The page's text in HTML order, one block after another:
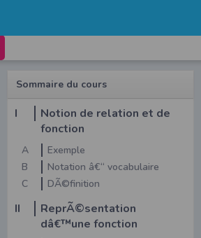
Sommaire du cours
I
Notion de relation et de
fonction
A
Exemple
B
Notation â€“ vocabulaire
C
DÃ©finition
II
ReprÃ©sentation
dâ€™une fonction